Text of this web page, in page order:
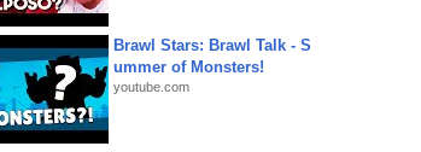
Brawl Stars: Brawl Talk - S
ummer of Monsters!
youtube.com